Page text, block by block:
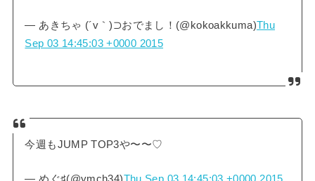
— あきちゃ (´v｀)⊃おでまし！(@kokoakkuma)Thu
Sep 03 14:45:03 +0000 2015
今週もJUMP TOP3や〜〜♡